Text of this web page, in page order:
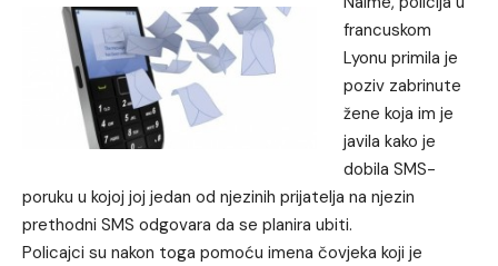
francuskom
Lyonu primila je
poziv zabrinute
žene koja im je
javila kako je
dobila SMS-
poruku u kojoj joj jedan od njezinih prijatelja na njezin
prethodni SMS odgovara da se planira ubiti.
Policajci su nakon toga pomoću imena čovjeka koji je